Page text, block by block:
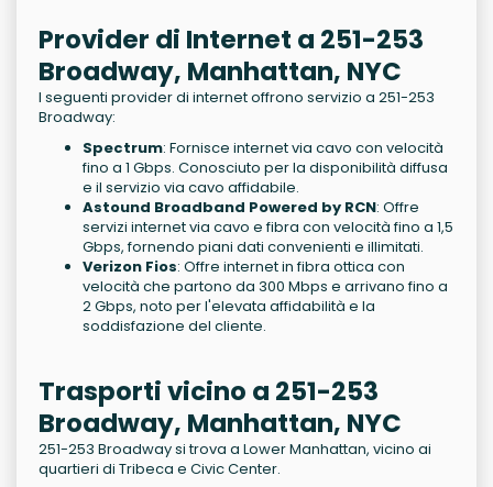
Provider di Internet a 251-253
Broadway, Manhattan, NYC
I seguenti provider di internet offrono servizio a 251-253
Broadway:
Spectrum: Fornisce internet via cavo con velocità
fino a 1 Gbps. Conosciuto per la disponibilità diffusa
e il servizio via cavo affidabile.
Astound Broadband Powered by RCN: Offre
servizi internet via cavo e fibra con velocità fino a 1,5
Gbps, fornendo piani dati convenienti e illimitati.
Verizon Fios: Offre internet in fibra ottica con
velocità che partono da 300 Mbps e arrivano fino a
2 Gbps, noto per l'elevata affidabilità e la
soddisfazione del cliente.
Trasporti vicino a 251-253
Broadway, Manhattan, NYC
251-253 Broadway si trova a Lower Manhattan, vicino ai
quartieri di Tribeca e Civic Center.